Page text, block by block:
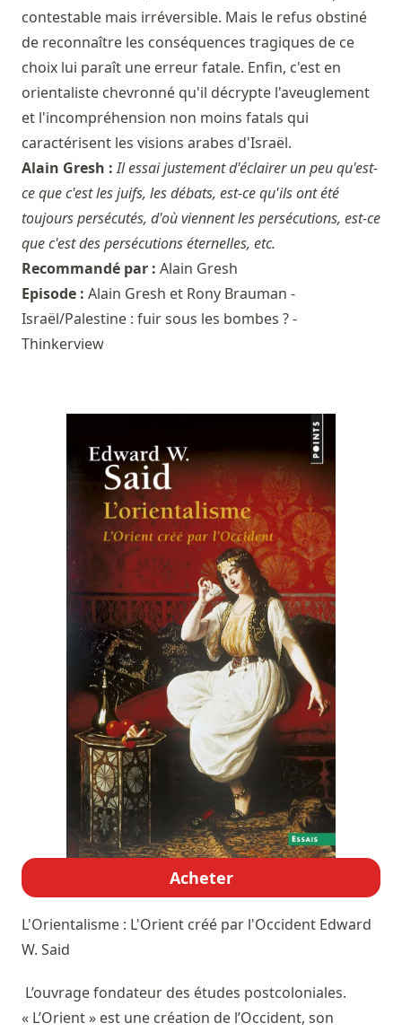
contestable mais irréversible. Mais le refus obstiné
de reconnaître les conséquences tragiques de ce
choix lui paraît une erreur fatale. Enfin, c'est en
orientaliste chevronné qu'il décrypte l'aveuglement
et l'incompréhension non moins fatals qui
caractérisent les visions arabes d'Israël.
Alain Gresh :Il essai justement d'éclairer un peu qu'est-
ce que c'est les juifs, les débats, est-ce qu'ils ont été
toujours persécutés, d'où viennent les persécutions, est-ce
que c'est des persécutions éternelles, etc.
Recommandé par : Alain Gresh
Episode : Alain Gresh et Rony Brauman -
Israël/Palestine : fuir sous les bombes ? -
Thinkerview
Acheter
L'Orientalisme : L'Orient créé par l'Occident Edward
W. Said
L’ouvrage fondateur des études postcoloniales.
« L’Orient » est une création de l’Occident, son